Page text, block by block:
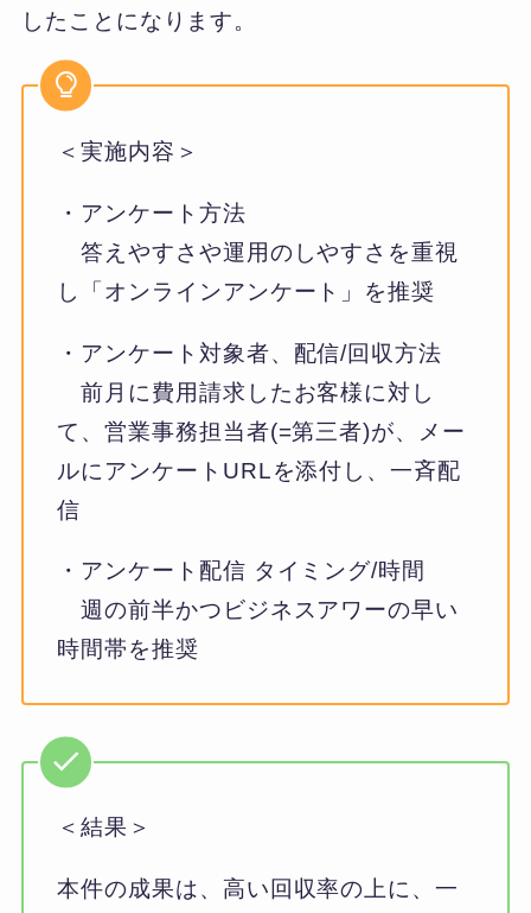
したことになります。
＜実施内容＞
・アンケート方法
答えやすさや運用のしやすさを重視
し「オンラインアンケート」を推奨
・アンケート対象者、配信/回収方法
前月に費用請求したお客様に対し
て、営業事務担当者(=第三者)が、メー
ルにアンケートURLを添付し、一斉配
信
・アンケート配信 タイミング/時間
週の前半かつビジネスアワーの早い
時間帯を推奨
＜結果＞
本件の成果は、高い回収率の上に、一